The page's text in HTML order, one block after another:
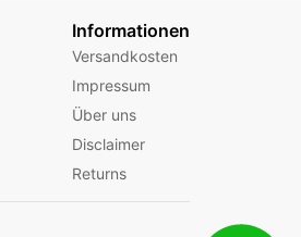
Informationen
Versandkosten
Impressum
Über uns
Disclaimer
Returns